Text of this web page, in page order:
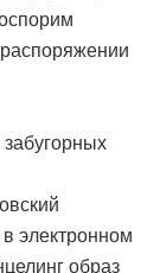
электронном
образ